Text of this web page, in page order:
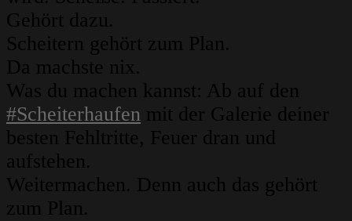
Gehört dazu.
Scheitern gehört zum Plan.
Da machste nix.
Was du machen kannst: Ab auf den
#Scheiterhaufen mit der Galerie deiner
besten Fehltritte, Feuer dran und
aufstehen.
Weitermachen. Denn auch das gehört
zum Plan.